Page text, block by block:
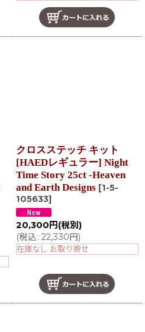
クロスステッチ キット
[HAEDレギュラー] Night
Time Story 25ct -Heaven
and Earth Designs [1-5-
105633]
20,300 円 (税別)
(税込: 22,330円)
在庫なし お取り寄せ